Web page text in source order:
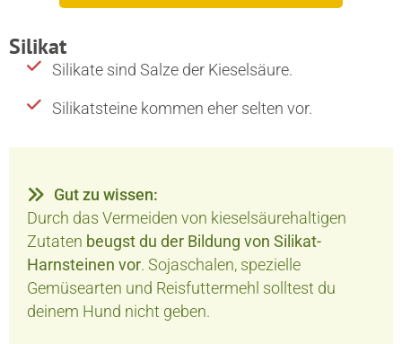
Silikat
Silikate sind Salze der Kieselsäure.
Silikatsteine kommen eher selten vor.
Gut zu wissen:
Durch das Vermeiden von kieselsäurehaltigen
Zutaten beugst du der Bildung von Silikat-
Harnsteinen vor. Sojaschalen, spezielle
Gemüsearten und Reisfuttermehl solltest du
deinem Hund nicht geben.